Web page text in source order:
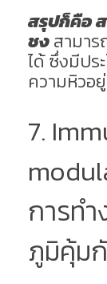
สรุปก็คือ
ชงสามา
ได้ ซึ่งมีปร
ความหิวอ
7.
การท
ภูมิคุ้ม